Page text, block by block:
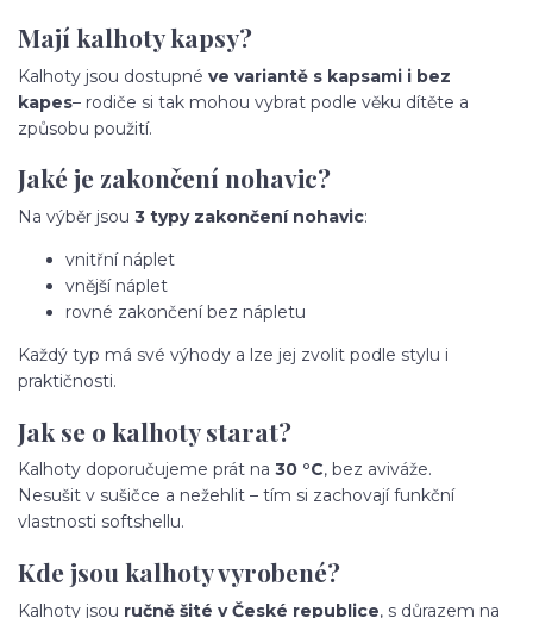
Mají kalhoty kapsy?
Kalhoty jsou dostupné ve variantě s kapsami i bez
kapes– rodiče si tak mohou vybrat podle věku dítěte a
způsobu použití.
Jaké je zakončení nohavic?
Na výběr jsou 3 typy zakončení nohavic:
vnitřní náplet
vnější náplet
rovné zakončení bez nápletu
Každý typ má své výhody a lze jej zvolit podle stylu i
praktičnosti.
Jak se o kalhoty starat?
Kalhoty doporučujeme prát na 30 °C, bez aviváže.
Nesušit v sušičce a nežehlit – tím si zachovají funkční
vlastnosti softshellu.
Kde jsou kalhoty vyrobené?
Kalhoty jsou ručně šité v České republice, s důrazem na